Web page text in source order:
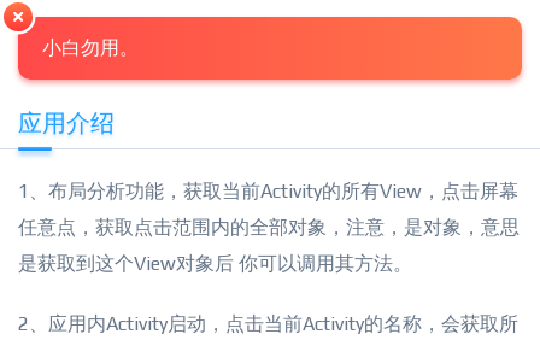
小白勿用。
应用介绍
1、布局分析功能，获取当前Activity的所有View，点击屏幕
任意点，获取点击范围内的全部对象，注意，是对象，意思
是获取到这个View对象后 你可以调用其方法。
2、应用内Activity启动，点击当前Activity的名称，会获取所